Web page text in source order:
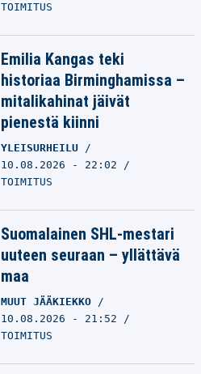
TOIMITUS
Emilia Kangas teki
historiaa Birminghamissa –
mitalikahinat jäivät
pienestä kiinni
YLEISURHEILU
10.08.2026 - 22:02
TOIMITUS
Suomalainen SHL-mestari
uuteen seuraan – yllättävä
maa
MUUT JÄÄKIEKKO
10.08.2026 - 21:52
TOIMITUS